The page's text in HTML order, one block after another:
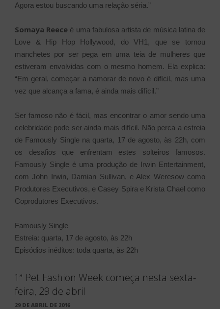
Agora estou buscando uma relação séria.”
Somaya Reece é uma fabulosa artista de música latina de
Love & Hip Hop Hollywood, do VH1, que se tornou
manchetes por ser pega em uma teia de mulheres que
estiveram envolvidas com o mesmo homem. Ela explica:
“Em geral, começar a namorar de novo é difícil, mas uma
vez que alcança a fama, é ainda mais difícil.”
Ser famoso não é fácil, mas encontrar o amor sendo uma
celebridade pode ser ainda mais difícil. Não perca a estreia
de Famously Single na quarta, 17 de agosto, às 22h, com
os desafios que enfrentam estes solteiros famosos.
Famously Single é uma produção de Irwin Entertainment,
com John Irwin, Damian Sullivan, e Alex Weresow como
Produtores Executivos, e Casey Spira e Krista Chael como
Coprodutores Executivos.
Famously Single
Estreia: quarta, 17 de agosto, às 22h
Episódios inéditos: toda quarta, às 22h
1ª Pet Fashion Week começa nesta sexta-
feira, 29 de abril
PUBLICADO
29 DE ABRIL DE 2016